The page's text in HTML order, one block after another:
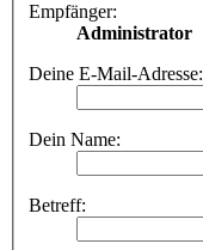
Empfänger:
Administrator
Deine E-Mail-Adresse:
Dein Name:
Betreff: